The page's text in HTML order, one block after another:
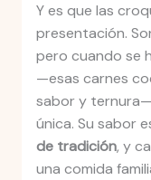
Y es que las
presentación.
pero cuando se
—esas carnes
sabor y
única. Su sabor
de tradición, y
una comida